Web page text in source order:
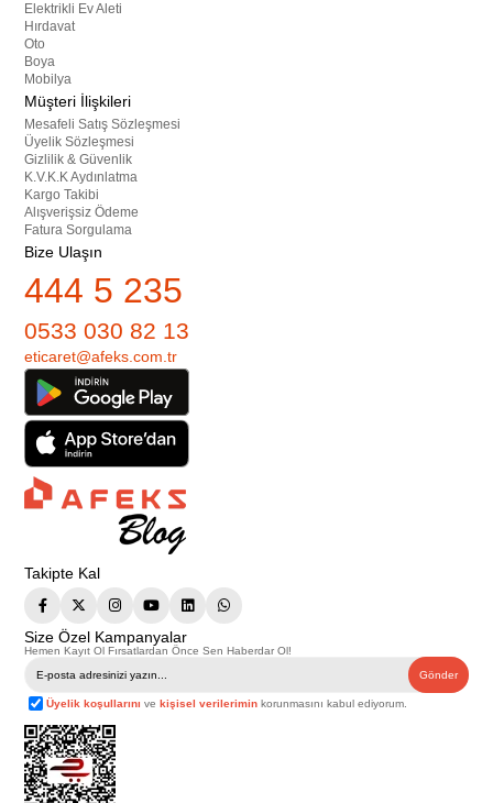
Elektrikli Ev Aleti
Hırdavat
Oto
Boya
Mobilya
Müşteri İlişkileri
Mesafeli Satış Sözleşmesi
Üyelik Sözleşmesi
Gizlilik & Güvenlik
K.V.K.K Aydınlatma
Kargo Takibi
Alışverişsiz Ödeme
Fatura Sorgulama
Bize Ulaşın
444 5 235
0533 030 82 13
eticaret@afeks.com.tr
Takipte Kal
Size Özel Kampanyalar
Hemen Kayıt Ol Fırsatlardan Önce Sen Haberdar Ol!
Gönder
Üyelik koşullarını vekişisel verilerimin korunmasını kabul ediyorum.